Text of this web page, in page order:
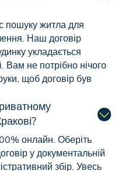
пошуку житла для
Наш договір
укладається
Вам не потрібно нічого
щоб договір був
онлайн. Оберіть
у документальній
збір. Увесь